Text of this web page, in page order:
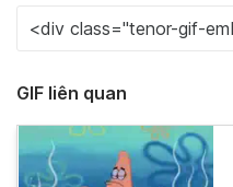
GIF liên quan